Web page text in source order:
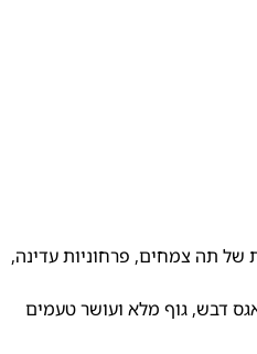
של תה צמחים, פרחוניות עדינה,
דבש, גוף מלא ועושר טעמים